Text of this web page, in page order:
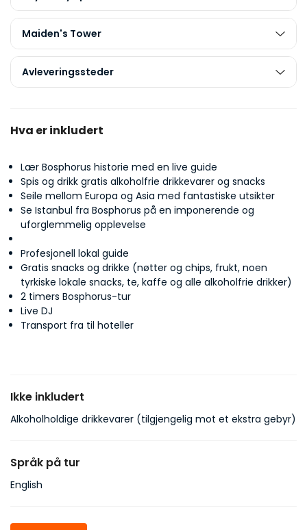
Maiden's Tower
Avleveringssteder
Hva er inkludert
Lær Bosphorus historie med en live guide
Spis og drikk gratis alkoholfrie drikkevarer og snacks
Seile mellom Europa og Asia med fantastiske utsikter
Se Istanbul fra Bosphorus på en imponerende og
uforglemmelig opplevelse
Profesjonell lokal guide
Gratis snacks og drikke (nøtter og chips, frukt, noen
tyrkiske lokale snacks, te, kaffe og alle alkoholfrie drikker)
2 timers Bosphorus-tur
Live DJ
Transport fra til hoteller
Ikke inkludert
Alkoholholdige drikkevarer (tilgjengelig mot et ekstra gebyr)
Språk på tur
English